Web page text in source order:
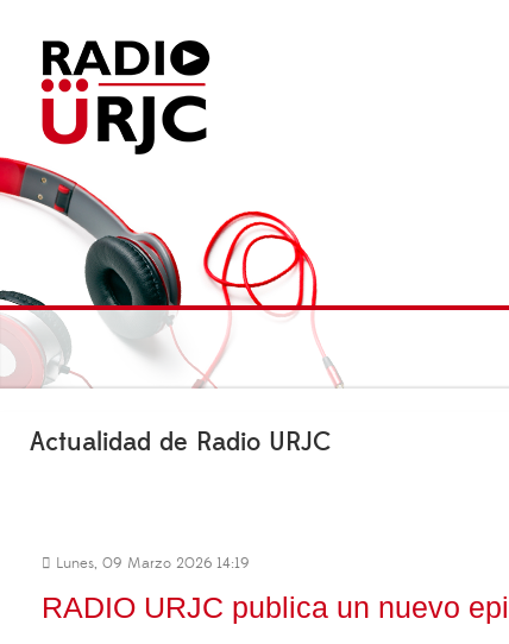
Actualidad de Radio URJC
Lunes, 09 Marzo 2026 14:19
RADIO URJC publica un nuevo